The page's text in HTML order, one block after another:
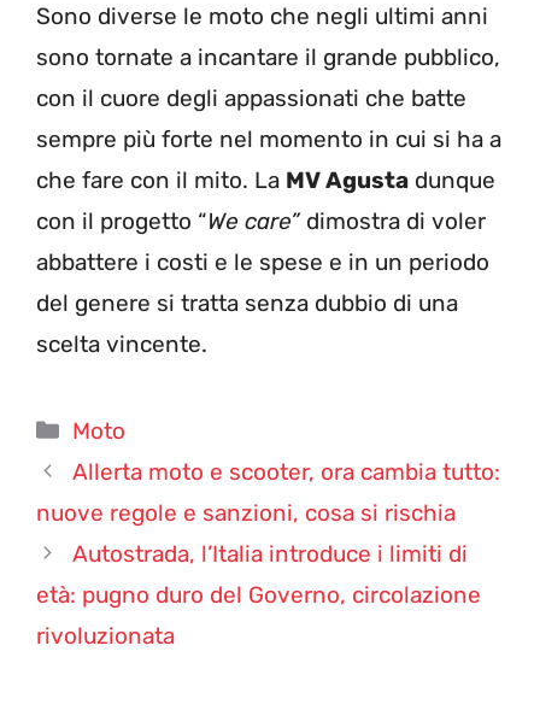
Sono diverse le moto che negli ultimi anni
sono tornate a incantare il grande pubblico,
con il cuore degli appassionati che batte
sempre più forte nel momento in cui si ha a
che fare con il mito. La MV Agusta dunque
con il progetto “We care”dimostra di voler
abbattere i costi e le spese e in un periodo
del genere si tratta senza dubbio di una
scelta vincente.
Categorie
Moto
Allerta moto e scooter, ora cambia tutto:
nuove regole e sanzioni, cosa si rischia
Autostrada, l’Italia introduce i limiti di
età: pugno duro del Governo, circolazione
rivoluzionata